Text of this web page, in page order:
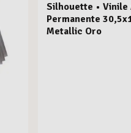
Silhouette • Vinile
Permanente
Metallic Oro